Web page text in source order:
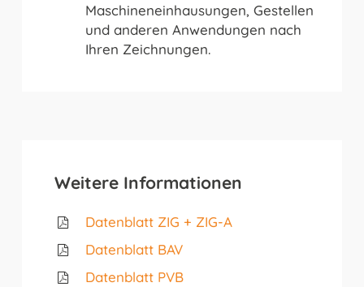
Maschineneinhausungen, Gestellen
und anderen Anwendungen nach
Ihren Zeichnungen.
Weitere Informationen
Datenblatt ZIG + ZIG-A
Datenblatt BAV
Datenblatt PVB